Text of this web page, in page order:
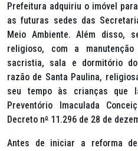
Prefeitura adquiriu o imóvel
as futuras sedes das
Meio Ambiente. Além disso,
religioso, com a
sacristia, sala e dormitório
razão de Santa Paulina,
seu tempo às crianças que
Preventório Imaculada
Decreto nº 11.296 de 28 de
Antes de iniciar a reforma